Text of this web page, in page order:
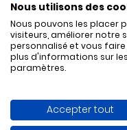
Nous utilisons des
Nous pouvons les placer
visiteurs, améliorer notre
personnalisé et vous faire
plus d'informations sur
paramètres.
Accepter tout